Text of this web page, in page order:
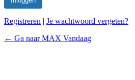
Registreren | Je wachtwoord vergeten?
← Ga naar MAX Vandaag